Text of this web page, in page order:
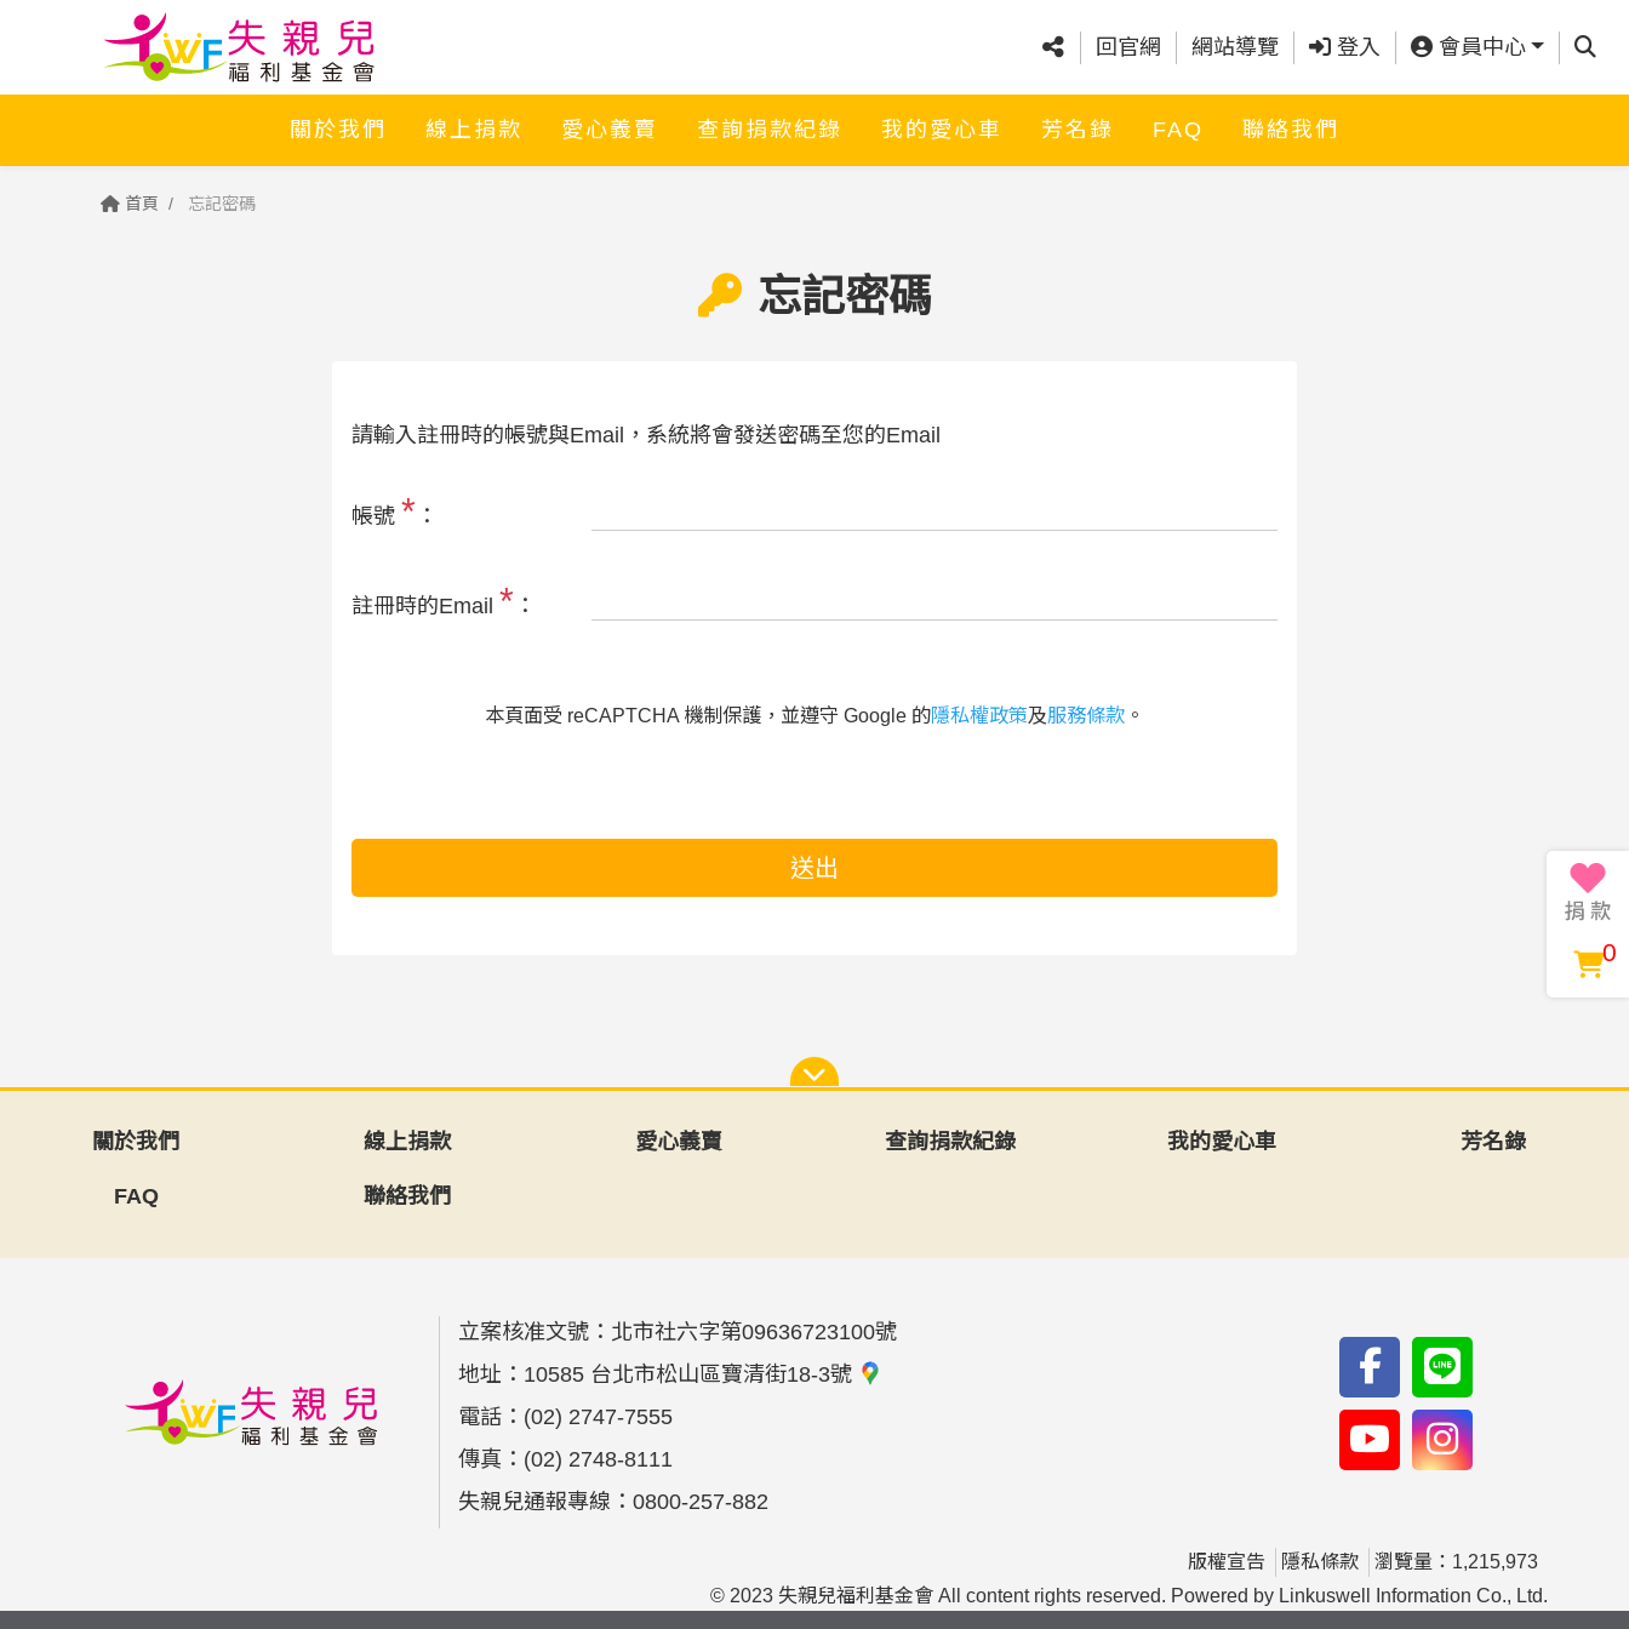
回官網 網站導覽 登入 會員中心 查詢
關於我們 線上捐款 愛心義賣 查詢捐款紀錄 我的愛心車 芳名錄 FAQ 聯絡我們
首頁 忘記密碼
忘記密碼
請輸入註冊時的帳號與Email，系統將會發送密碼至您的Email
帳號 * ：
註冊時的Email * ：
本頁面受 reCAPTCHA 機制保護，並遵守 Google 的隱私權政策及服務條款 。
送出
關於我們 線上捐款 愛心義賣 查詢捐款紀錄 我的愛心車 芳名錄
FAQ 聯絡我們
立案核准文號：北市社六字第09636723100號
地址： 10585 台北市松山區寶清街18-3號
電話： (02) 2747-7555
傳真： (02) 2748-8111
失親兒通報專線：0800-257-882
版權宣告 隱私條款
瀏覽量：1,215,973
© 2023 失親兒福利基金會 All content rights reserved. Powered by Linkuswell Information Co., Ltd.
0